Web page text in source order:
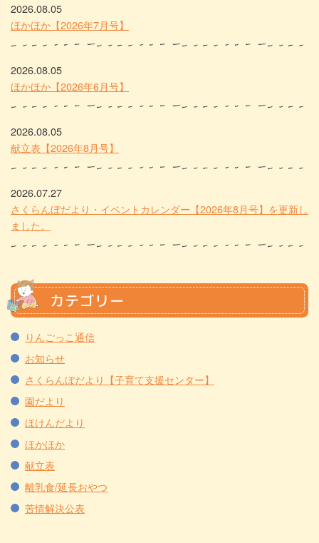
2026.08.05
ほかほか【2026年7月号】
2026.08.05
ほかほか【2026年6月号】
2026.08.05
献立表【2026年8月号】
2026.07.27
さくらんぼだより・イベントカレンダー【2026年8月号】を更新し
ました。
カテゴリー
りんごっこ通信
お知らせ
さくらんぼだより【子育て支援センター】
園だより
ほけんだより
ほかほか
献立表
離乳食/延長おやつ
苦情解決公表